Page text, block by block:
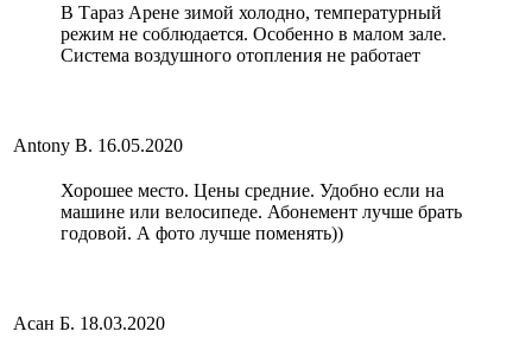
В Тараз Арене зимой холодно, температурный
режим не соблюдается. Особенно в малом зале.
Система воздушного отопления не работает
Antony B. 16.05.2020
Хорошее место. Цены средние. Удобно если на
машине или велосипеде. Абонемент лучше брать
годовой. А фото лучше поменять))
Асан Б. 18.03.2020